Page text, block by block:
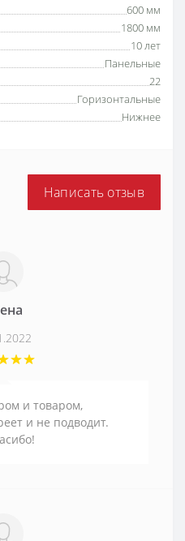
600 мм
1800 мм
10 лет
Панельные
22
Горизонтальные
Нижнее
Написать отзыв
и товаром,
и не подводит.